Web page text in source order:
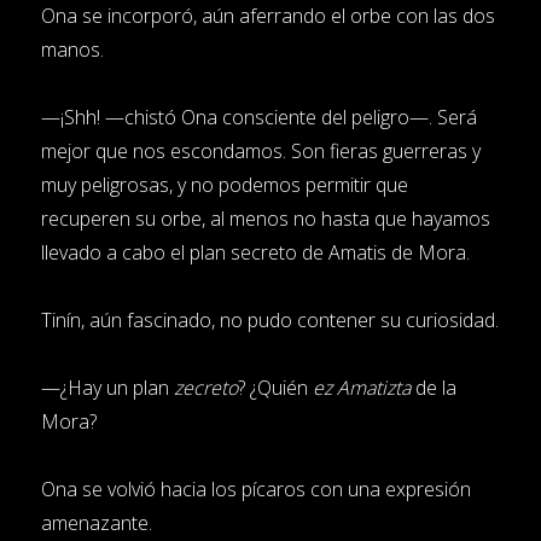
Ona se incorporó, aún aferrando el orbe con las dos
manos.
—¡Shh! —chistó Ona consciente del peligro—. Será
mejor que nos escondamos. Son fieras guerreras y
muy peligrosas, y no podemos permitir que
recuperen su orbe, al menos no hasta que hayamos
llevado a cabo el plan secreto de Amatis de Mora.
Tinín, aún fascinado, no pudo contener su curiosidad.
—¿Hay un planzecreto? ¿Quién ez Amatiztade la
Mora?
Ona se volvió hacia los pícaros con una expresión
amenazante.